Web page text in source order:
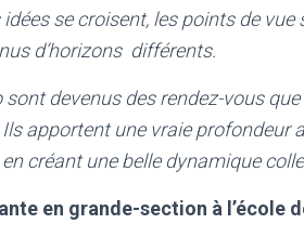
se croisent, les points de
d’horizons différents.
sont devenus des rendez-vous
apportent une vraie profondeur
créant une belle dynamique
en grande-section à l’école